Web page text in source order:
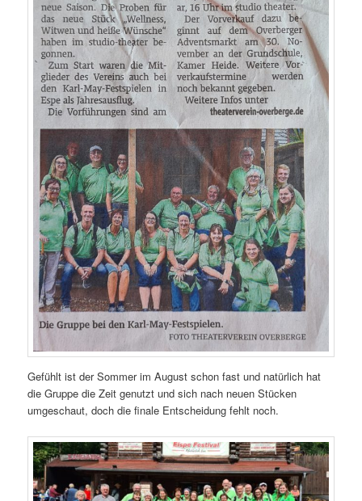
Gefühlt ist der Sommer im August schon fast und natürlich hat
die Gruppe die Zeit genutzt und sich nach neuen Stücken
umgeschaut, doch die finale Entscheidung fehlt noch.